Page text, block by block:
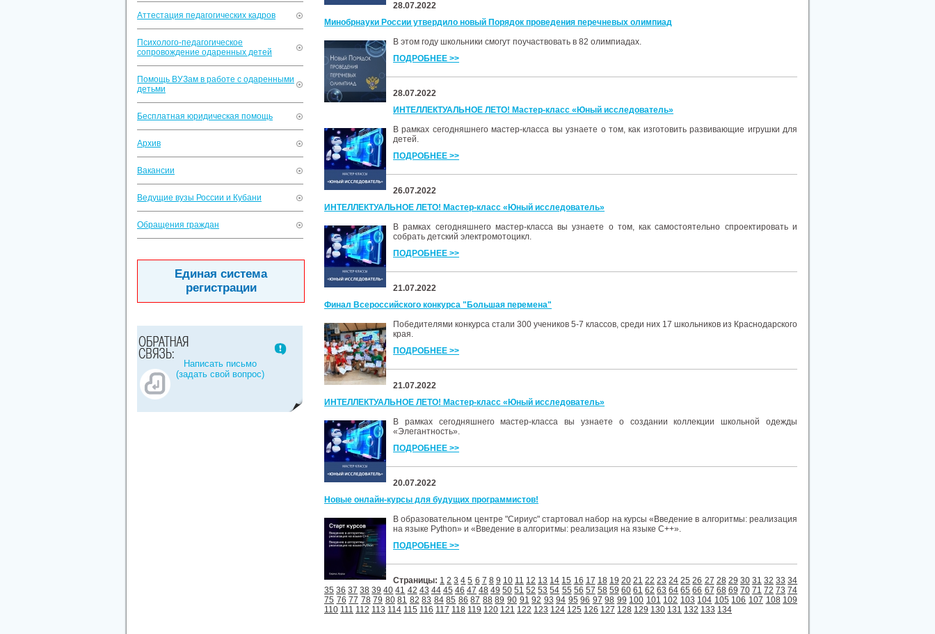
Аттестация педагогических кадров
Психолого-педагогическое
сопровождение одаренных детей
Помощь ВУЗам в работе с одаренными
детьми
Бесплатная юридическая помощь
Архив
Вакансии
Ведущие вузы России и Кубани
Обращения граждан
Единая система
регистрации
Написать письмо
(задать свой вопрос)
28.07.2022
Минобрнауки России утвердило новый Порядок проведения перечневых олимпиад
В этом году школьники смогут поучаствовать в 82 олимпиадах.
ПОДРОБНЕЕ >>
28.07.2022
ИНТЕЛЛЕКТУАЛЬНОЕ ЛЕТО! Мастер-класс «Юный исследователь»
В рамках сегодняшнего мастер-класса вы узнаете о том, как изготовить развивающие игрушки для
детей.
ПОДРОБНЕЕ >>
26.07.2022
ИНТЕЛЛЕКТУАЛЬНОЕ ЛЕТО! Мастер-класс «Юный исследователь»
В рамках сегодняшнего мастер-класса вы узнаете о том, как самостоятельно спроектировать и
собрать детский электромотоцикл.
ПОДРОБНЕЕ >>
21.07.2022
Финал Всероссийского конкурса "Большая перемена"
Победителями конкурса стали 300 учеников 5-7 классов, среди них 17 школьников из Краснодарского
края.
ПОДРОБНЕЕ >>
21.07.2022
ИНТЕЛЛЕКТУАЛЬНОЕ ЛЕТО! Мастер-класс «Юный исследователь»
В рамках сегодняшнего мастер-класса вы узнаете о создании коллекции школьной одежды
«Элегантность».
ПОДРОБНЕЕ >>
20.07.2022
Новые онлайн-курсы для будущих программистов!
В образовательном центре "Сириус" стартовал набор на курсы «Введение в алгоритмы: реализация
на языке Python» и «Введение в алгоритмы: реализация на языке C++».
ПОДРОБНЕЕ >>
Страницы: 1 2 3 4 5 6 7 8 9 10 11 12 13 14 15 16 17 18 19 20 21 22 23 24 25 26 27 28 29 30 31 32 33 34
35 36 37 38 39 40 41 42 43 44 45 46 47 48 49 50 51 52 53 54 55 56 57 58 59 60 61 62 63 64 65 66 67 68 69 70 71 72 73 74
75 76 77 78 79 80 81 82 83 84 85 86 87 88 89 90 91 92 93 94 95 96 97 98 99 100 101 102 103 104 105 106 107 108 109
110 111 112 113 114 115 116 117 118 119 120 121 122 123 124 125 126 127 128 129 130 131 132 133 134